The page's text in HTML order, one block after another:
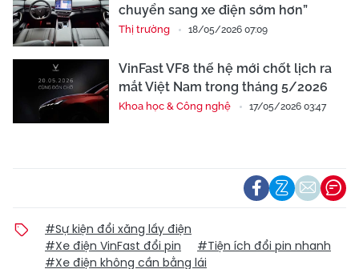
chuyển sang xe điện sớm hơn”
Thị trường 18/05/2026 07:09
VinFast VF8 thế hệ mới chốt lịch ra
mắt Việt Nam trong tháng 5/2026
Khoa học & Công nghệ 17/05/2026 03:47
#Sự kiện đổi xăng lấy điện
#Xe điện VinFast đổi pin
#Tiện ích đổi pin nhanh
#Xe điện không cần bằng lái